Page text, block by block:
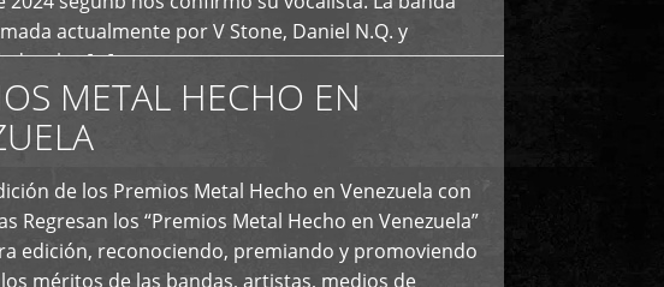
actualmente por V Stone, Daniel N.Q. y
a las […]
METAL HECHO EN
de los Premios Metal Hecho en Venezuela con
Regresan los “Premios Metal Hecho en Venezuela”
edición, reconociendo, premiando y promoviendo
méritos de las bandas, artistas, medios de